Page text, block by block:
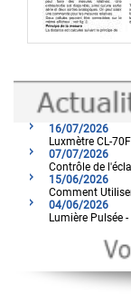
16/07/2026
Luxmètre CL-
07/07/2026
Contrôle de
15/06/2026
Comment
04/06/2026
Lumière Pulsée